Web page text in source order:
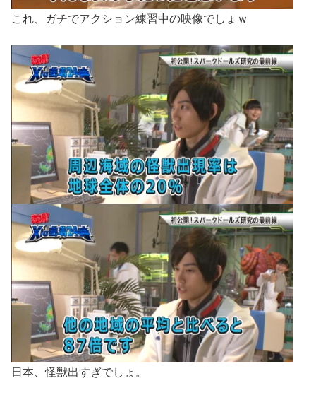
これ、ガチでアクション練習中の映像でしょｗ
日本、怪獣出すぎでしょ。